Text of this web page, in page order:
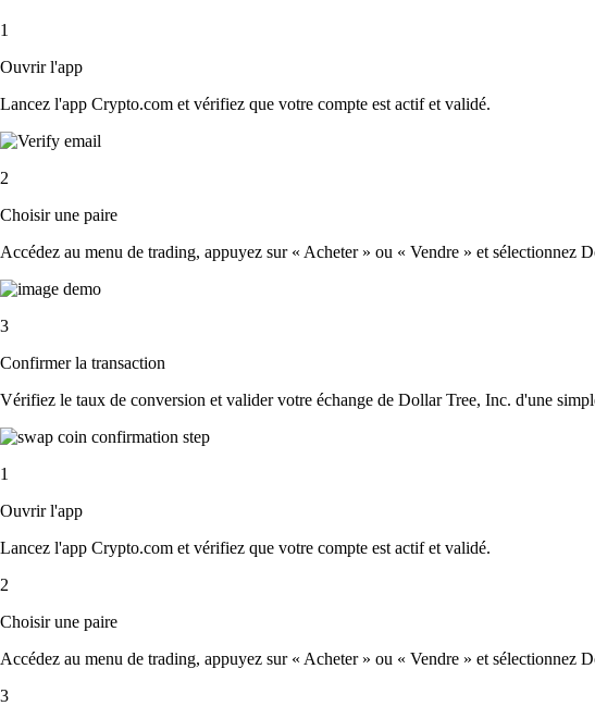
1
Ouvrir l'app
Lancez l'app Crypto.com et vérifiez que votre compte est actif et validé.
2
Choisir une paire
Accédez au menu de trading, appuyez sur « Acheter » ou « Vendre » et
3
Confirmer la transaction
Vérifiez le taux de conversion et valider votre échange de Dollar Tree, Inc. d'une
1
Ouvrir l'app
Lancez l'app Crypto.com et vérifiez que votre compte est actif et validé.
2
Choisir une paire
Accédez au menu de trading, appuyez sur « Acheter » ou « Vendre » et
3